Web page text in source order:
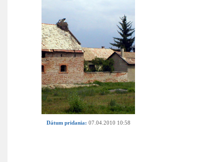
Dátum pridania: 07.04.2010 10:58